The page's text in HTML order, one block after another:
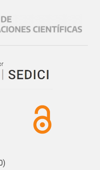
de conclusión, en esta
de valorización
para dar lugar a la
de contrastes. De allí
activados, que
de las localidades. Se
de tensiones,
elaccionar de ciertos
turístico, al igual que